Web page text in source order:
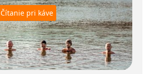
Čítanie pri káve